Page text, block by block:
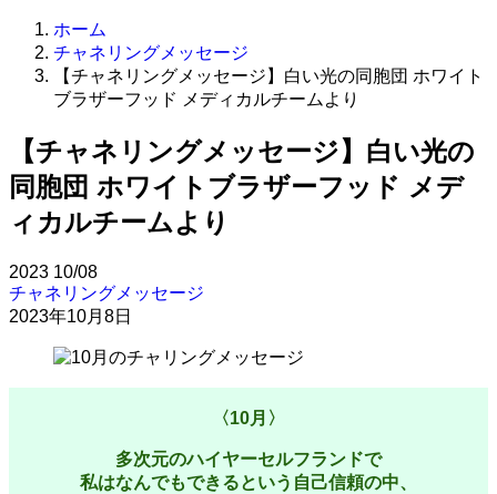
ホーム
チャネリングメッセージ
【チャネリングメッセージ】白い光の同胞団 ホワイト
ブラザーフッド メディカルチームより
【チャネリングメッセージ】白い光の
同胞団 ホワイトブラザーフッド メデ
ィカルチームより
2023 10/08
チャネリングメッセージ
2023年10月8日
〈10月〉
多次元のハイヤーセルフランドで
私はなんでもできるという自己信頼の中、